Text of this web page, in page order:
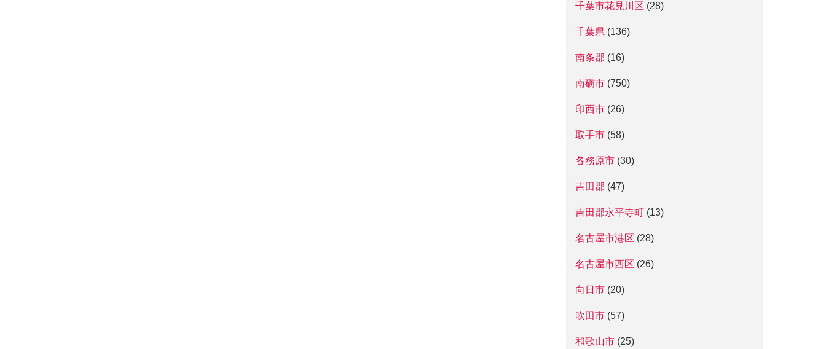
千葉市花見川区 (28)
千葉県 (136)
南条郡 (16)
南砺市(750)
印西市(26)
取手市(58)
各務原市(30)
吉田郡 (47)
吉田郡永平寺町(13)
名古屋市港区 (28)
名古屋市西区 (26)
向日市(20)
吹田市(57)
和歌山市(25)